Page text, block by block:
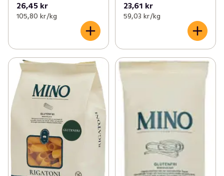
26,45 kr
105,80 kr /kg
23,61 kr
59,03 kr /kg